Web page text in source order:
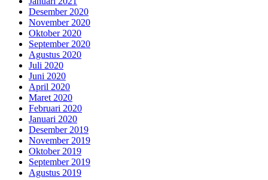
Desember 2020
November 2020
Oktober 2020
September 2020
Agustus 2020
Juli 2020
Juni 2020
April 2020
Maret 2020
Februari 2020
Januari 2020
Desember 2019
November 2019
Oktober 2019
September 2019
Agustus 2019